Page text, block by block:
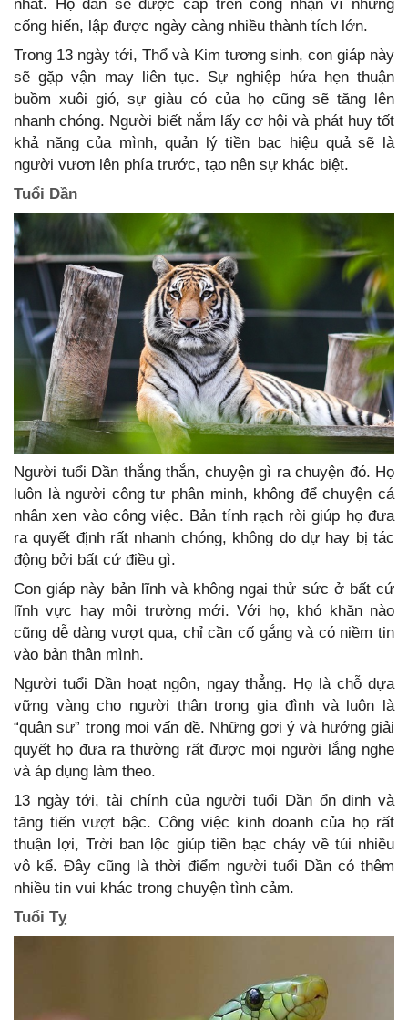
nhất. Họ dần sẽ được cấp trên công nhận vì những
cống hiến, lập được ngày càng nhiều thành tích lớn.
Trong 13 ngày tới, Thổ và Kim tương sinh, con giáp này
sẽ gặp vận may liên tục. Sự nghiệp hứa hẹn thuận
buồm xuôi gió, sự giàu có của họ cũng sẽ tăng lên
nhanh chóng. Người biết nắm lấy cơ hội và phát huy tốt
khả năng của mình, quản lý tiền bạc hiệu quả sẽ là
người vươn lên phía trước, tạo nên sự khác biệt.
Tuổi Dần
Người tuổi Dần thẳng thắn, chuyện gì ra chuyện đó. Họ
luôn là người công tư phân minh, không để chuyện cá
nhân xen vào công việc. Bản tính rạch ròi giúp họ đưa
ra quyết định rất nhanh chóng, không do dự hay bị tác
động bởi bất cứ điều gì.
Con giáp này bản lĩnh và không ngại thử sức ở bất cứ
lĩnh vực hay môi trường mới. Với họ, khó khăn nào
cũng dễ dàng vượt qua, chỉ cần cố gắng và có niềm tin
vào bản thân mình.
Người tuổi Dần hoạt ngôn, ngay thẳng. Họ là chỗ dựa
vững vàng cho người thân trong gia đình và luôn là
“quân sư” trong mọi vấn đề. Những gợi ý và hướng giải
quyết họ đưa ra thường rất được mọi người lắng nghe
và áp dụng làm theo.
13 ngày tới, tài chính của người tuổi Dần ổn định và
tăng tiến vượt bậc. Công việc kinh doanh của họ rất
thuận lợi, Trời ban lộc giúp tiền bạc chảy về túi nhiều
vô kể. Đây cũng là thời điểm người tuổi Dần có thêm
nhiều tin vui khác trong chuyện tình cảm.
Tuổi Tỵ